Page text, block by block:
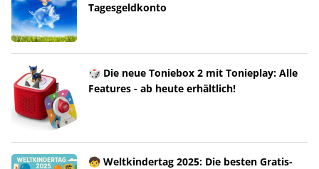
Tagesgeldkonto
🎲 Die neue Toniebox 2 mit Tonieplay: Alle
Features - ab heute erhältlich!
🧒 Weltkindertag 2025: Die besten Gratis-